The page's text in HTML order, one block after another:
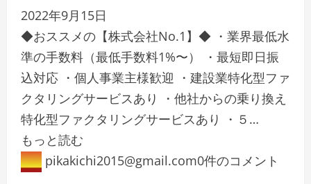
2022年9月15日
◆おススメの【株式会社No.1】◆ ・業界最低水
準の手数料（最低手数料1%〜） ・最短即日振
込対応 ・個人事業主様歓迎 ・建設業特化型ファ
クタリングサービスあり ・他社からの乗り換え
特化型ファクタリングサービスあり ・５…
もっと読む
pikakichi2015@gmail.com0件のコメント